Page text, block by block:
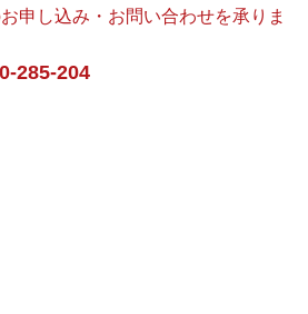
申し込み・お問い合わせを承りま
285-204